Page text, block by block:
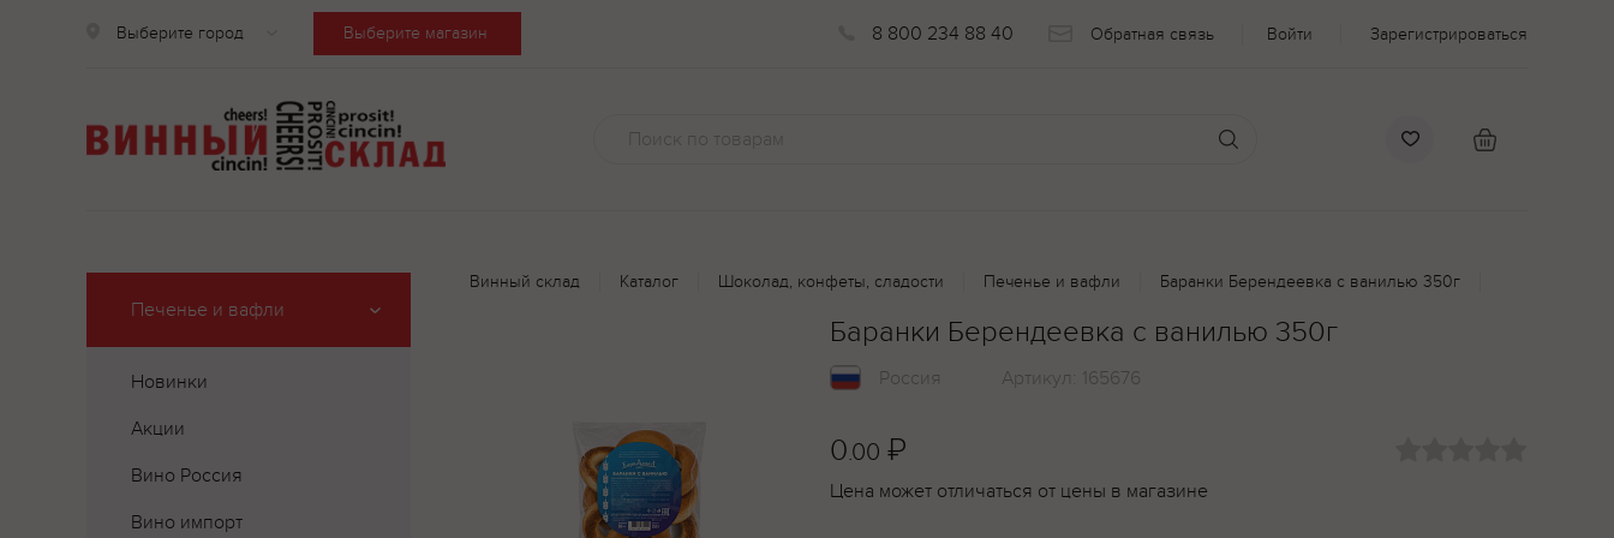
Выберите город Выберите магазин 8 800 234 88 40 Обратная связь Войти Зарегистрироваться
Печенье и вафли
Новинки
Акции
Вино Россия
Вино импорт
Винный склад Каталог Шоколад, конфеты, сладости Печенье и вафли Баранки Берендеевка с ванилью 350г
Баранки Берендеевка с ванилью 350г
Россия Артикул: 165676
0.00 ₽
Цена может отличаться от цены в магазине